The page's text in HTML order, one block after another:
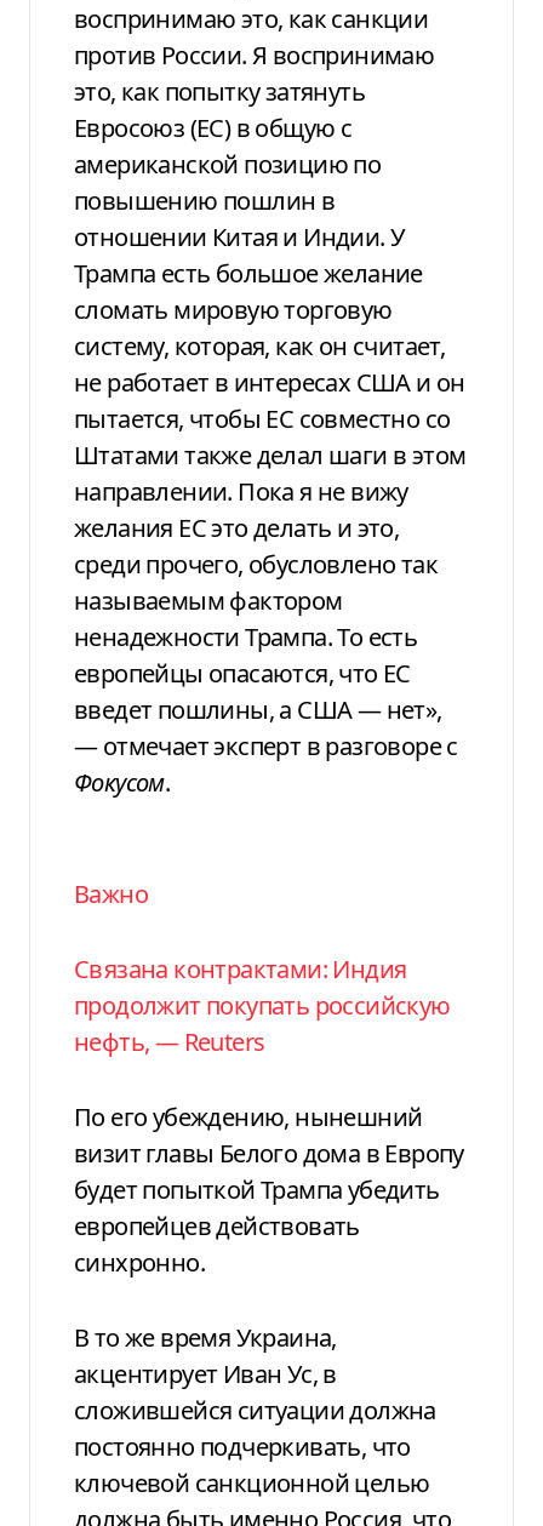
воспринимаю это, как санкции
против России. Я воспринимаю
это, как попытку затянуть
Евросоюз (ЕС) в общую с
американской позицию по
повышению пошлин в
отношении Китая и Индии. У
Трампа есть большое желание
сломать мировую торговую
систему, которая, как он считает,
не работает в интересах США и он
пытается, чтобы ЕС совместно со
Штатами также делал шаги в этом
направлении. Пока я не вижу
желания ЕС это делать и это,
среди прочего, обусловлено так
называемым фактором
ненадежности Трампа. То есть
европейцы опасаются, что ЕС
введет пошлины, а США — нет»,
— отмечает эксперт в разговоре с
Фокусом.
Важно
Связана контрактами: Индия
продолжит покупать российскую
нефть, — Reuters
По его убеждению, нынешний
визит главы Белого дома в Европу
будет попыткой Трампа убедить
европейцев действовать
синхронно.
В то же время Украина,
акцентирует Иван Ус, в
сложившейся ситуации должна
постоянно подчеркивать, что
ключевой санкционной целью
должна быть именно Россия, что